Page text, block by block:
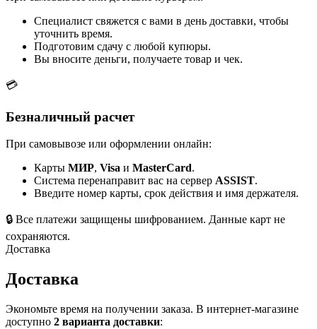
Специалист свяжется с вами в день доставки, чтобы
уточнить время.
Подготовим сдачу с любой купюры.
Вы вносите деньги, получаете товар и чек.
💳
Безналичный расчет
При самовывозе или оформлении онлайн:
Карты МИР, Visa и MasterCard.
Система перенаправит вас на сервер ASSIST.
Введите номер карты, срок действия и имя держателя.
🔒 Все платежи защищены шифрованием. Данные карт не
сохраняются.
Доставка
Доставка
Экономьте время на получении заказа. В интернет-магазине
доступно 2 варианта доставки: